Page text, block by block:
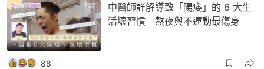
中醫師詳解導致「陽痿」的 6 大生
活壞習慣 熬夜與不運動最傷身
88